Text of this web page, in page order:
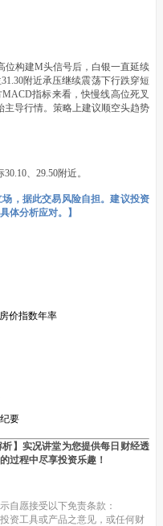
位构建M头信号后，白银一直延续
附近承压继续震荡下行跌穿短
指标来看，快慢线高位死叉
导行情。策略上建议顺空头趋势
、29.50附近。
场，据此交易风险自担。建议投资
体分析应对。】
价指数年率
要
析】实况讲堂为您提供每日财经透
过程中尽享投资乐趣！
自愿接受以下免责条款：
资工具或产品之意见，或任何财